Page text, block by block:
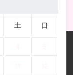
土 日